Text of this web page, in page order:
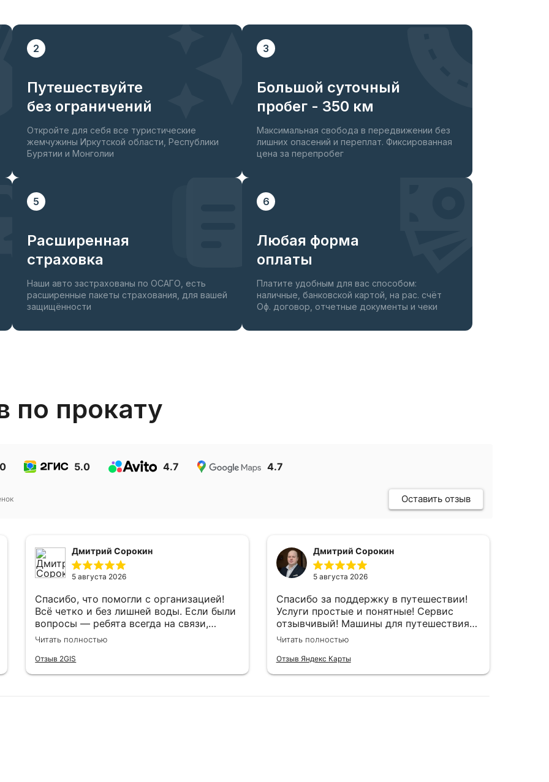
для смартфонов
2
Путешествуйте
без ограничений
Откройте для себя все туристические
жемчужины Иркутской области, Республики
Бурятии и Монголии
3
Большой суточный
пробег - 350 км
Максимальная свобода в передвижении без
лишних опасений и переплат. Фиксированная
цена за перепробег
5
Расширенная
страховка
Наши авто застрахованы по ОСАГО, есть
расширенные пакеты страхования, для вашей
защищённости
6
Любая форма
оплаты
Платите удобным для вас способом:
наличные, банковской картой, на рас. счёт
Оф. договор, отчетные документы и чеки
по прокату
5.0 4.7 4.7
Оставить отзыв
Дмитрий Сорокин
5 августа 2026
Спасибо, что помогли с организацией!
Всё четко и без лишней воды. Если были
вопросы — ребята всегда на связи,
подсказывали. Машины подготовлены
прокатиться, и по грунтовкам съездить
— вполне себе. В общем, всё, что надо
Читать полностью
Отзыв 2GIS
Дмитрий Сорокин
5 августа 2026
Спасибо за поддержку в путешествии!
Услуги простые и понятные! Сервис
отзывчивый! Машины для путешествия
по Байкалу, и не только по асфальту,
Читать полностью
Отзыв Яндекс Карты